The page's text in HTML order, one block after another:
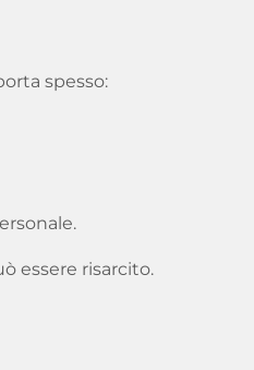
spesso:
essere risarcito.